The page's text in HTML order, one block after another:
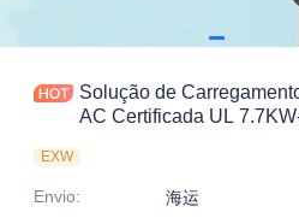
Solução de
AC Certificada UL
EXW
Envio: 海运